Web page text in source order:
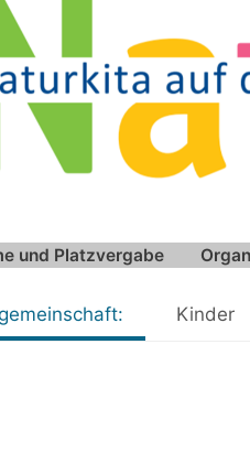
und Platzvergabe
Kinder